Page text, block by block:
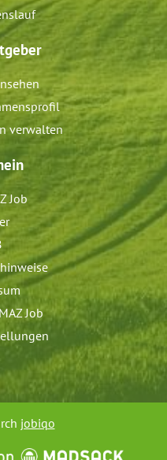
verwalten
Job
Job
jobiqo